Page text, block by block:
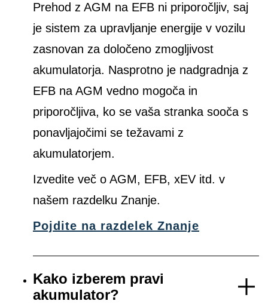
Prehod z AGM na EFB ni priporočljiv, saj
je sistem za upravljanje energije v vozilu
zasnovan za določeno zmogljivost
akumulatorja. Nasprotno je nadgradnja z
EFB na AGM vedno mogoča in
priporočljiva, ko se vaša stranka sooča s
ponavljajočimi se težavami z
akumulatorjem.
Izvedite več o AGM, EFB, xEV itd. v
našem razdelku Znanje.
Pojdite na razdelek Znanje
Kako izberem pravi
akumulator?